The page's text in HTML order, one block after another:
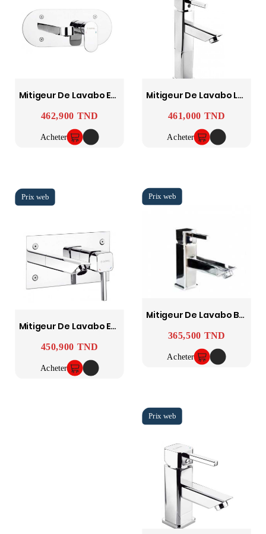
Mitigeur De Lavabo Encastré Sfax SOPAL
Prix
462,900 TND
Acheter
Mitigeur De Lavabo Long Zarzis SOPAL
Prix
461,000 TND
Acheter
Mitigeur De Lavabo Encastré Zarzis SOPAL
Prix
450,900 TND
Acheter
Mitigeur De Lavabo Bec Long Zarzis SOPAL
Prix
365,500 TND
Acheter